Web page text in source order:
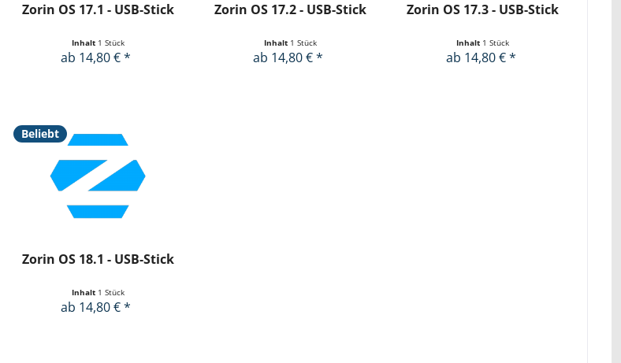
Zorin OS 17.1 - USB-Stick
Inhalt 1 Stück
ab 14,80 € *
Zorin OS 17.2 - USB-Stick
Inhalt 1 Stück
ab 14,80 € *
Zorin OS 17.3 - USB-Stick
Inhalt 1 Stück
ab 14,80 € *
Beliebt
Zorin OS 18.1 - USB-Stick
Inhalt 1 Stück
ab 14,80 € *